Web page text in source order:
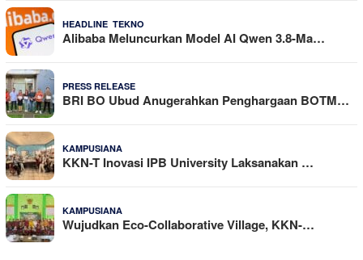
HEADLINE TEKNO
Alibaba Meluncurkan Model AI Qwen 3.8-Ma…
PRESS RELEASE
BRI BO Ubud Anugerahkan Penghargaan BOTM…
KAMPUSIANA
KKN-T Inovasi IPB University Laksanakan …
KAMPUSIANA
Wujudkan Eco-Collaborative Village, KKN-…